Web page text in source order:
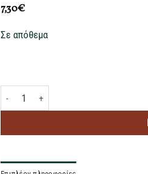
7,30€
Σε απόθεμα
ΑΓΙΟΝΕΡΙ ΠΑΛΑΙΩΜΕΝΟ 200ml ποσότητα